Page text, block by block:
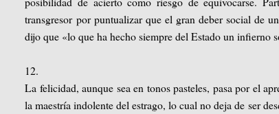
transgresor por puntualizar que el gran deber social de
dijo que «lo que ha hecho siempre del Estado un infierno
12.
La felicidad, aunque sea en tonos pasteles, pasa por el
la maestría indolente del estrago, lo cual no deja de ser